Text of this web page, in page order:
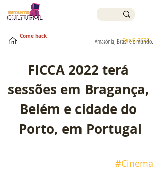
Dec 6, 2022
Amazônia, Brasil e o mundo.
Come back
FICCA 2022 terá
sessões em Bragança,
Belém e cidade do
Porto, em Portugal
#Cinema